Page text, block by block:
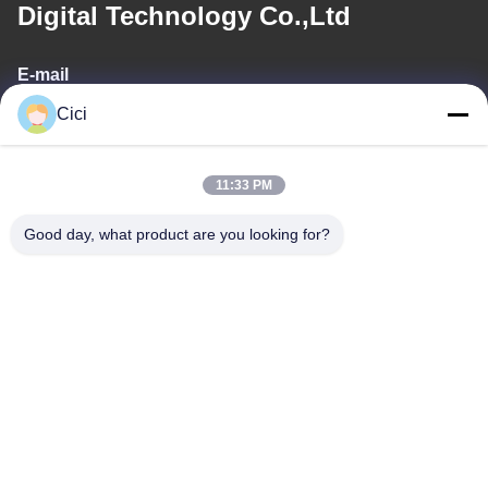
Digital Technology Co.,Ltd
E-mail
sales03@bjgprojection.com
Adresse
Cici
11:33 PM
Good day, what product are you looking for?